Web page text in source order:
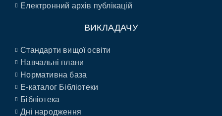
Електронний архів публікацій
ВИКЛАДАЧУ
Стандарти вищої освіти
Навчальні плани
Нормативна база
E-каталог Бібліотеки
Бібліотека
Дні народження